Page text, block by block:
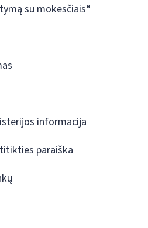
su mokesčiais“
informacija
paraiška